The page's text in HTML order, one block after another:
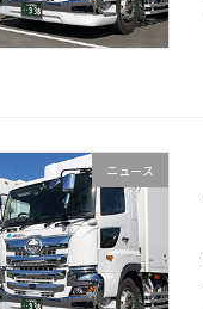
ニュース